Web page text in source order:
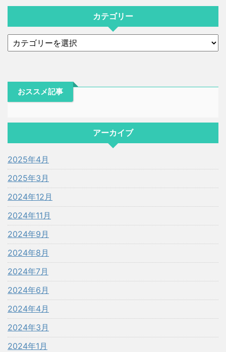
カテゴリー
おススメ記事
アーカイブ
2025年4月
2025年3月
2024年12月
2024年11月
2024年9月
2024年8月
2024年7月
2024年6月
2024年4月
2024年3月
2024年1月